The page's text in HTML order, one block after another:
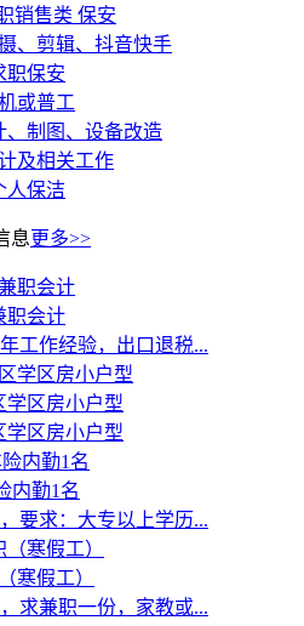
销售类 保安
、剪辑、抖音快手
职保安
或普工
、制图、设备改造
及相关工作
人保洁
息更多>>
职会计
工作经验，出口退税...
学区房小户型
学区房小户型
内勤1名
要求：大专以上学历...
寒假工）
求兼职一份，家教或...